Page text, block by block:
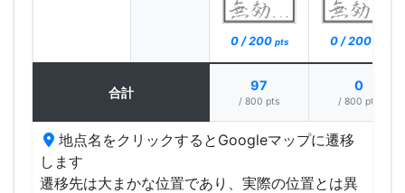
0 / 200 pts 0 / 200
合計 97
/ 800 pts
0
/ 800 pts
地点名をクリックするとGoogleマップに遷移
します
遷移先は大まかな位置であり、実際の位置とは異